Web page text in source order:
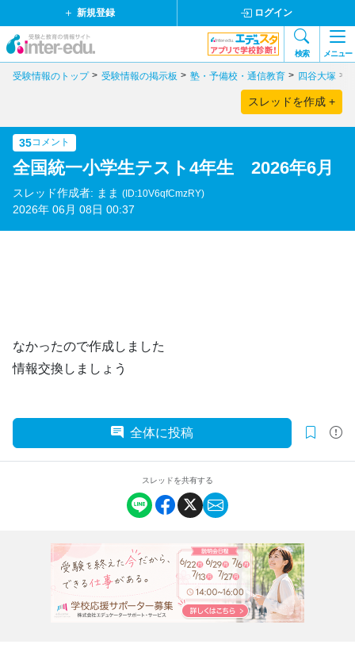
新規登録 ログイン
検索 メニュー
受験情報のトップ 受験情報の掲示板 塾・予備校・通信教育 四谷大塚
スレッドを作成 +
35コメント
全国統一小学生テスト4年生 2026年6月
スレッド作成者: まま (ID:10V6qfCmzRY)
2026年 06月 08日 00:37
なかったので作成しました
情報交換しましょう
全体に投稿
スレッドを共有する